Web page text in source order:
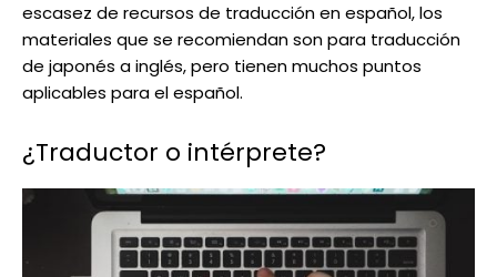
escasez de recursos de traducción en español, los
materiales que se recomiendan son para traducción
de japonés a inglés, pero tienen muchos puntos
aplicables para el español.
¿Traductor o intérprete?